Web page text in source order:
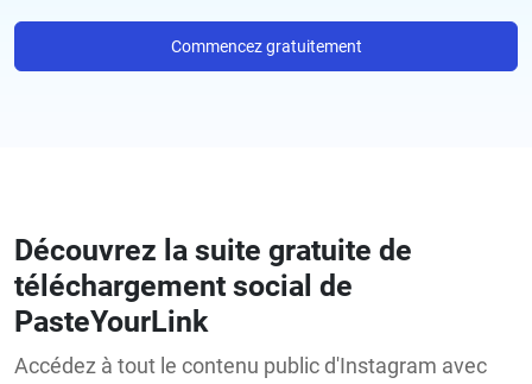
Commencez gratuitement
Découvrez la suite gratuite de
téléchargement social de
PasteYourLink
Accédez à tout le contenu public d'Instagram avec